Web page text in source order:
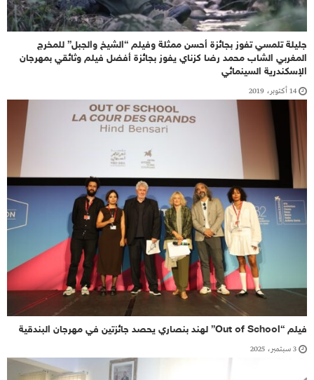
جليلة تلمسي تفوز بجائزة أحسن ممثلة وفيلم “الشيخ والجبل” للمخرج
المغربي الشاب محمد رضا كزناي يفوز بجائزة أفضل فيلم وثائقي بمهرجان
الإسكندرية السينمائي
14 أكتوبر، 2019
فيلم “Out of School” لهند بنصاري يحصد جائزتين في مهرجان البندقية
3 سبتمبر، 2025